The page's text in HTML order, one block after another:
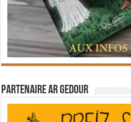
Partenaire Ar Gedour